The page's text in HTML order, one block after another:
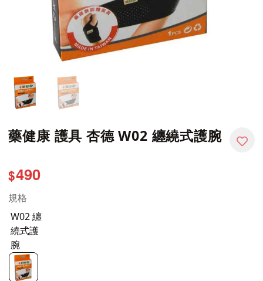
藥健康 護具 杏德 W02 纏繞式護腕
$490
規格
W02 纏
繞式護
腕